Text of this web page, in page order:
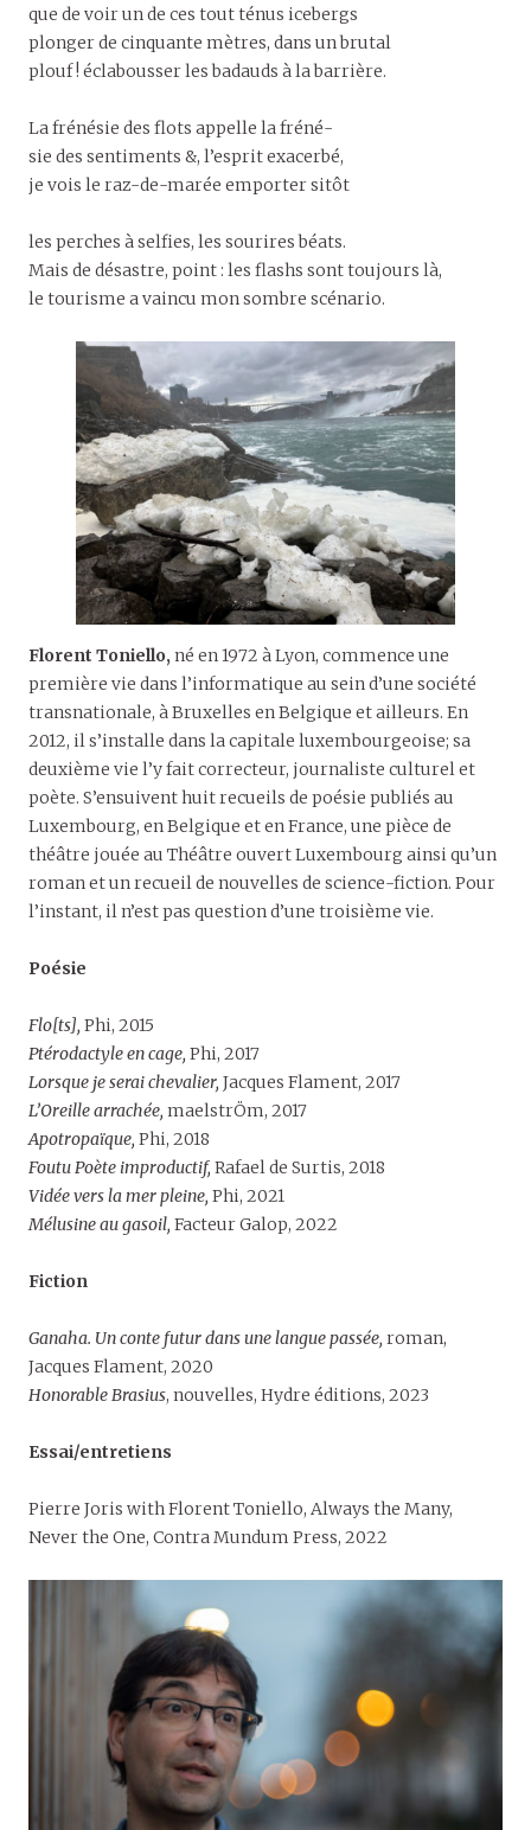
que de voir un de ces tout ténus icebergs
plonger de cinquante mètres, dans un brutal
plouf ! éclabousser les badauds à la barrière.
La frénésie des flots appelle la fréné-
sie des sentiments &, l’esprit exacerbé,
je vois le raz-de-marée emporter sitôt
les perches à selfies, les sourires béats.
Mais de désastre, point : les flashs sont toujours là,
le tourisme a vaincu mon sombre scénario.
Florent Toniello, né en 1972 à Lyon, commence une
première vie dans l’informatique au sein d’une société
transnationale, à Bruxelles en Belgique et ailleurs. En
2012, il s’installe dans la capitale luxembourgeoise; sa
deuxième vie l’y fait correcteur, journaliste culturel et
poète. S’ensuivent huit recueils de poésie publiés au
Luxembourg, en Belgique et en France, une pièce de
théâtre jouée au Théâtre ouvert Luxembourg ainsi qu’un
roman et un recueil de nouvelles de science-fiction. Pour
l’instant, il n’est pas question d’une troisième vie.
Poésie
Flo[ts], Phi, 2015
Ptérodactyle en cage, Phi, 2017
Lorsque je serai chevalier, Jacques Flament, 2017
L’Oreille arrachée, maelstrÖm, 2017
Apotropaïque, Phi, 2018
Foutu Poète improductif, Rafael de Surtis, 2018
Vidée vers la mer pleine, Phi, 2021
Mélusine au gasoil, Facteur Galop, 2022
Fiction
Ganaha. Un conte futur dans une langue passée, roman,
Jacques Flament, 2020
Honorable Brasius, nouvelles, Hydre éditions, 2023
Essai/entretiens
Pierre Joris with Florent Toniello, Always the Many,
Never the One, Contra Mundum Press, 2022